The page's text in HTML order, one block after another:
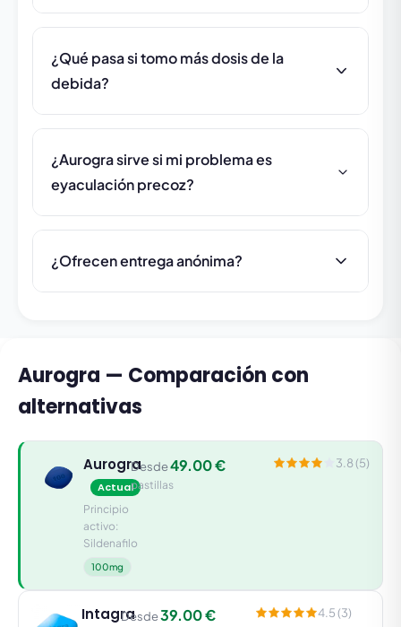
¿Qué pasa si tomo más dosis de la
debida?
¿Aurogra sirve si mi problema es
eyaculación precoz?
¿Ofrecen entrega anónima?
Aurogra — Comparación con
alternativas
Aurogra
Actual
Principio
activo:
Sildenafilo
100mg
Desde49.00 €
pastillas
3.8 (5)
IntagraDesde39.00 € 4.5 (3)